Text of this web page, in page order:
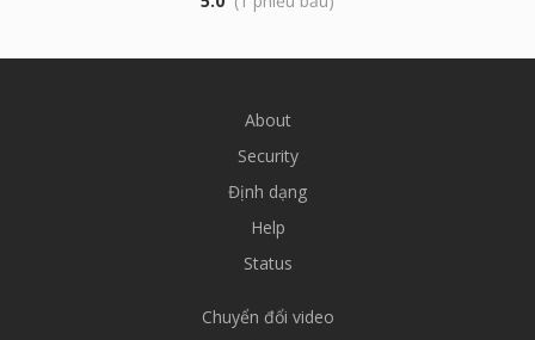
About
Security
Định dạng
Help
Status
Chuyển đổi video